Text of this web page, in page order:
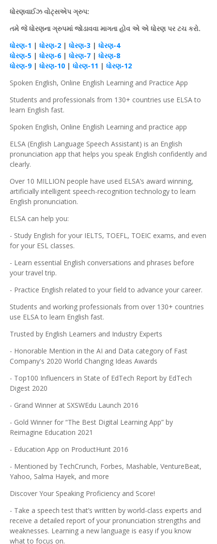
ધોરણવાઈઝ વોટ્સએપ ગ્રુપ:
તમે જે ધોરણના ગ્રુપમાં જોડાવવા માગતાહોવ એ એ ધોરણ પર ટચ કરો.
ધોરણ-1 | ધોરણ-2 | ધોરણ-3 | ધોરણ-4
ધોરણ-5 | ધોરણ-6| ધોરણ-7 | ધોરણ-8
ધોરણ-9| ધોરણ-10 | ધોરણ-11 | ધોરણ-12
Spoken English, Online English Learning and Practice App
Students and professionals from 130+ countries use ELSA to
learn English fast.
Spoken English, Online English Learning and practice app
ELSA (English Language Speech Assistant) is an English
pronunciation app that helps you speak English confidently and
clearly.
Over 10 MILLION people have used ELSA’s award winning,
artificially intelligent speech-recognition technology to learn
English pronunciation.
ELSA can help you:
- Study English for your IELTS, TOEFL, TOEIC exams, and even
for your ESL classes.
- Learn essential English conversations and phrases before
your travel trip.
- Practice English related to your field to advance your career.
Students and working professionals from over 130+ countries
use ELSA to learn English fast.
Trusted by English Learners and Industry Experts
- Honorable Mention in the AI and Data category of Fast
Company's 2020 World Changing Ideas Awards
- Top100 Influencers in State of EdTech Report by EdTech
Digest 2020
- Grand Winner at SXSWEdu Launch 2016
- Gold Winner for “The Best Digital Learning App” by
Reimagine Education 2021
- Education App on ProductHunt 2016
- Mentioned by TechCrunch, Forbes, Mashable, VentureBeat,
Yahoo, Salma Hayek, and more
Discover Your Speaking Proficiency and Score!
- Take a speech test that’s written by world-class experts and
receive a detailed report of your pronunciation strengths and
weaknesses. Learning a new language is easy if you know
what to focus on.